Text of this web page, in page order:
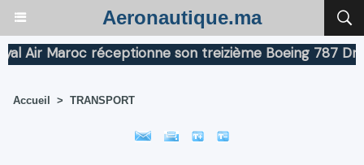
Aeronautique.ma
Maroc réceptionne son treizième Boeing 787
Accueil > TRANSPORT